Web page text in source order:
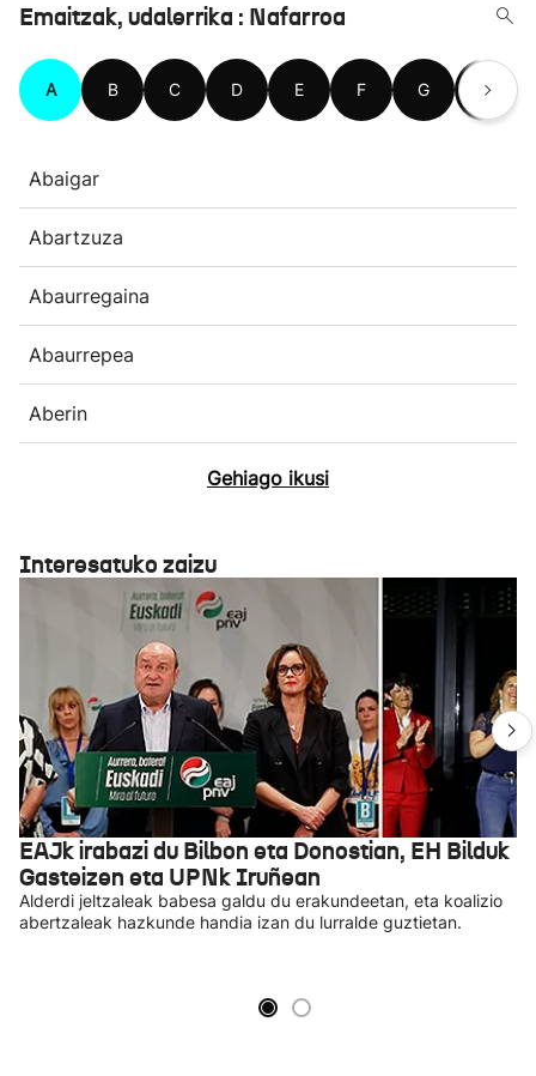
Emaitzak, udalerrika : Nafarroa
A B C D E F G H
Abaigar
Abartzuza
Abaurregaina
Abaurrepea
Aberin
Gehiago ikusi
Interesatuko zaizu
EAJk irabazi du Bilbon eta Donostian, EH Bilduk
Gasteizen eta UPNk Iruñean
Alderdi jeltzaleak babesa galdu du erakundeetan, eta koalizio
abertzaleak hazkunde handia izan du lurralde guztietan.